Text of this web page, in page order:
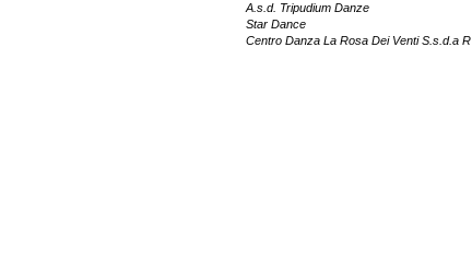
A.s.d. Tripudium Danze
Star Dance
Centro Danza La Rosa Dei Venti S.s.d.a R